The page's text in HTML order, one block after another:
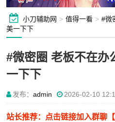
小刀辅助网 > 值得一看 > #微
美一下下
#微密圈 老板不在办
一下下
发布：admin 2026-02-10
站长推荐：点击链接加入群聊